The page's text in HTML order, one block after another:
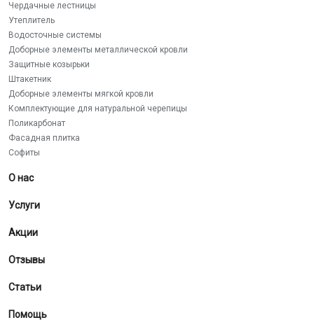
Чердачные лестницы
Утеплитель
Водосточные системы
Доборные элементы металлической кровли
Защитные козырьки
Штакетник
Доборные элементы мягкой кровли
Комплектующие для натуральной черепицы
Поликарбонат
Фасадная плитка
Софиты
О нас
Услуги
Акции
Отзывы
Статьи
Помощь